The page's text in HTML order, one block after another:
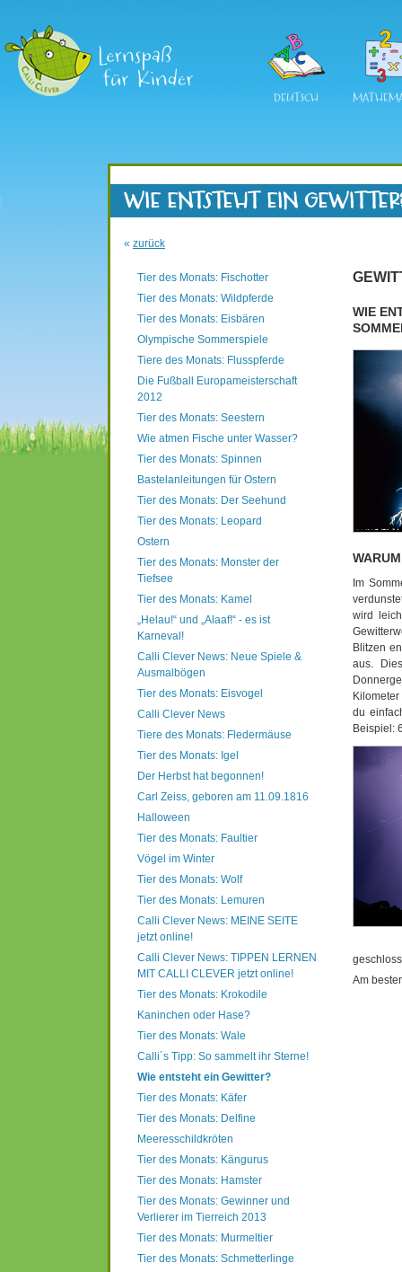
DEUTSCH
WIE ENTSTEHT EIN
« zurück
Tier des Monats: Fischotter
Tier des Monats: Wildpferde
Tier des Monats: Eisbären
Olympische Sommerspiele
Tiere des Monats: Flusspferde
Die Fußball Europameisterschaft
2012
Tier des Monats: Seestern
Wie atmen Fische unter Wasser?
Tier des Monats: Spinnen
Bastelanleitungen für Ostern
Tier des Monats: Der Seehund
Tier des Monats: Leopard
Ostern
Tier des Monats: Monster der
Tiefsee
Tier des Monats: Kamel
„Helau!“ und „Alaaf!“ - es ist
Karneval!
Calli Clever News: Neue Spiele &
Ausmalbögen
Tier des Monats: Eisvogel
Calli Clever News
Tiere des Monats: Fledermäuse
Tier des Monats: Igel
Der Herbst hat begonnen!
Carl Zeiss, geboren am 11.09.1816
Halloween
Tier des Monats: Faultier
Vögel im Winter
Tier des Monats: Wolf
Tier des Monats: Lemuren
Calli Clever News: MEINE SEITE
jetzt online!
Calli Clever News: TIPPEN LERNEN
MIT CALLI CLEVER jetzt online!
Tier des Monats: Krokodile
Kaninchen oder Hase?
Tier des Monats: Wale
Calli´s Tipp: So sammelt ihr Sterne!
Wie entsteht ein Gewitter?
Tier des Monats: Käfer
Tier des Monats: Delfine
Meeresschildkröten
Tier des Monats: Kängurus
Tier des Monats: Hamster
Tier des Monats: Gewinner und
Verlierer im Tierreich 2013
Tier des Monats: Murmeltier
Tier des Monats: Schmetterlinge
WIE
Im
wird
Blitzen
aus.
du
Beispiel:
Am